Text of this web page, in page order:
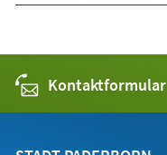
Kontaktformular